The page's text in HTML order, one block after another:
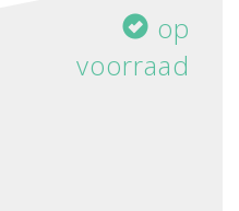
op
voorraad